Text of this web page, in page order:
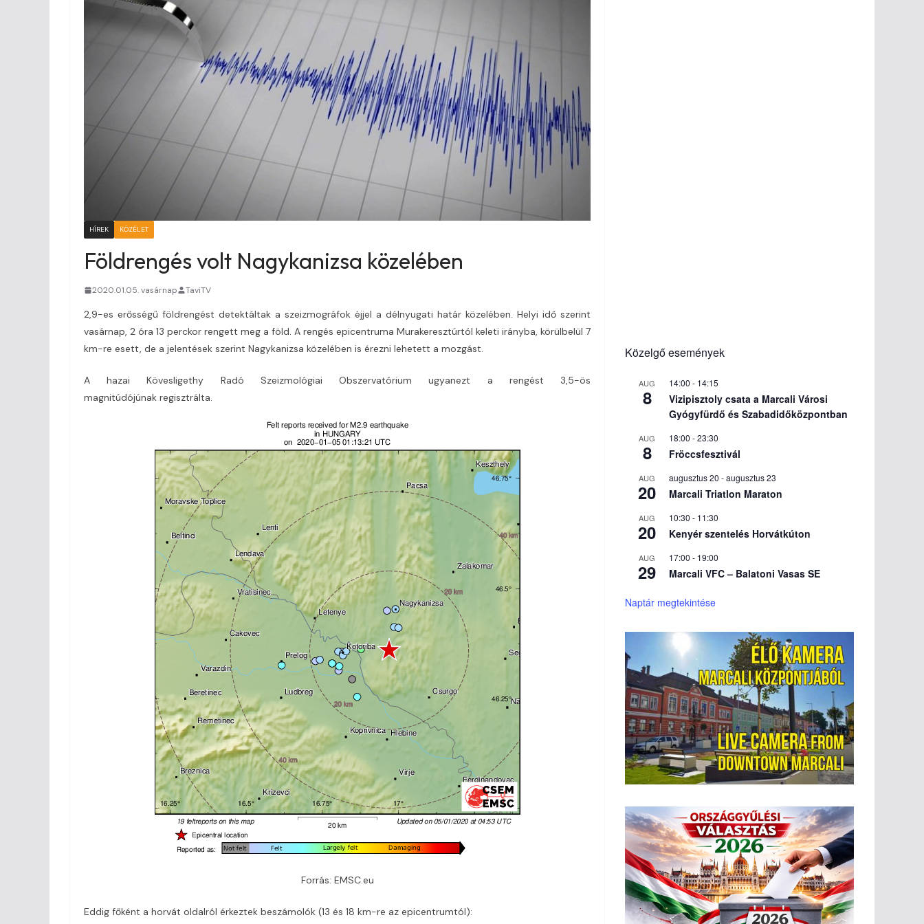
HÍREK KÖZÉLET
Földrengés volt Nagykanizsa közelében
2020.01.05. vasárnap TaviTV
2,9-es erősségű földrengést detektáltak a szeizmográfok éjjel a délnyugati határ közelében. Helyi idő szerint
vasárnap, 2 óra 13 perckor rengett meg a föld. A rengés epicentruma Murakeresztúrtól keleti irányba, körülbelül 7
km-re esett, de a jelentések szerint Nagykanizsa közelében is érezni lehetett a mozgást.
A hazai Kövesligethy Radó Szeizmológiai Obszervatórium ugyanezt a rengést 3,5-ös
magnitúdójúnak regisztrálta.
Forrás: EMSC.eu
Eddig főként a horvát oldalról érkeztek beszámolók (13 és 18 km-re az epicentrumtól):
Közelgő események
AUG
8
14:00 - 14:15
Vizipisztoly csata a Marcali Városi
Gyógyfürdő és Szabadidőközpontban
AUG
8
18:00 -23:30
Fröccsfesztivál
AUG
20
augusztus 20 -augusztus 23
Marcali Triatlon Maraton
AUG
20
10:30 - 11:30
Kenyér szentelés Horvátkúton
AUG
29
17:00 - 19:00
Marcali VFC – Balatoni Vasas SE
Naptár megtekintése